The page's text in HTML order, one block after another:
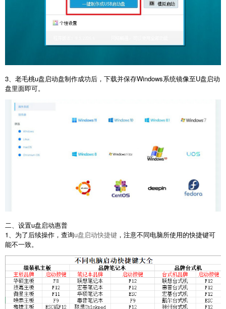
3、老毛桃u盘启动盘制作成功后，下载并保存Windows系统镜像至U盘启动
盘里面即可。
二、设置u盘启动惠普
1、为了后续操作，查询u盘启动快捷键 ，注意不同电脑所使用的快捷键可
能不一致。